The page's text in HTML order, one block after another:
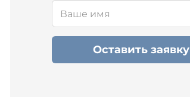
Оставить заявку